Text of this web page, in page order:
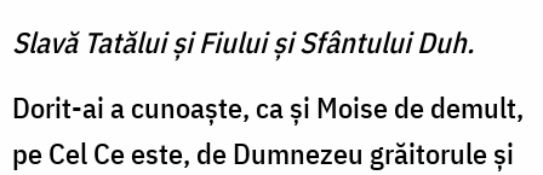
Slavă Tatălui şi Fiului şi Sfântului Duh.
Dorit-ai a cunoaşte, ca şi Moise de demult,
pe Cel Ce este, de Dumnezeu grăitorule şi